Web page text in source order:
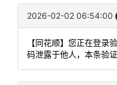
2026-02-02 06:54:00
【同花顺】您正在登录
码泄露于他人，本条验